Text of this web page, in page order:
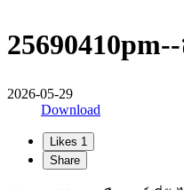
2026-05-29
Download
Likes 1
Share